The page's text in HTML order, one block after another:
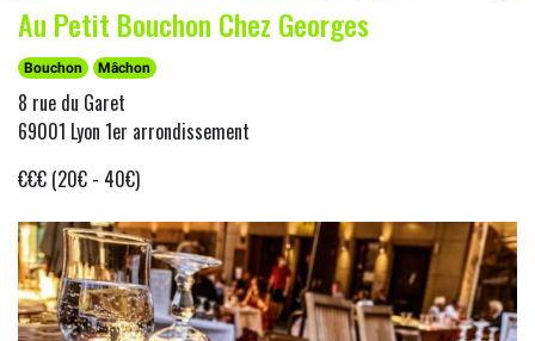
Au Petit Bouchon Chez Georges
Bouchon Mâchon
8 rue du Garet
69001 Lyon 1er arrondissement
€€€ (20€ - 40€)